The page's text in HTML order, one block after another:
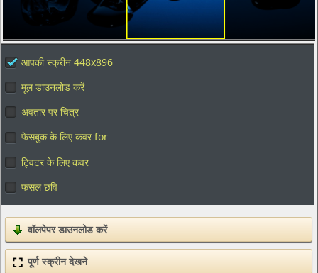
आपकी स्क्रीन 448x896
मूल डाउनलोड करें
अवतार पर चित्र
फेसबुक के लिए कवर for
ट्विटर के लिए कवर
फसल छवि
वॉलपेपर डाउनलोड करें
पूर्ण स्क्रीन देखने